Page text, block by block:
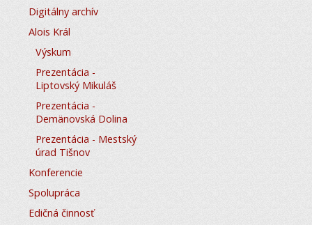
Digitálny archív
Alois Král
Výskum
Prezentácia -
Liptovský Mikuláš
Prezentácia -
Demänovská Dolina
Prezentácia - Mestský
úrad Tišnov
Konferencie
Spolupráca
Edičná činnosť